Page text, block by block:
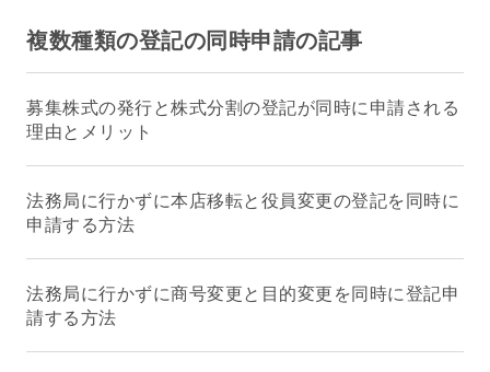
複数種類の登記の同時申請の記事
募集株式の発行と株式分割の登記が同時に申請される
理由とメリット
法務局に行かずに本店移転と役員変更の登記を同時に
申請する方法
法務局に行かずに商号変更と目的変更を同時に登記申
請する方法